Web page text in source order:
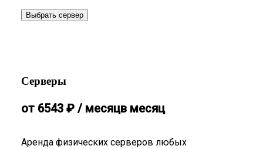
Выбрать сервер
Серверы
Аренда физических серверов любых
от 6543 ₽ / месяцв месяц